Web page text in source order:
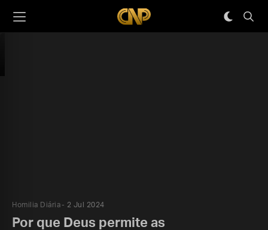
Homilia Diária 2 Jul 2024
Por que Deus permite as